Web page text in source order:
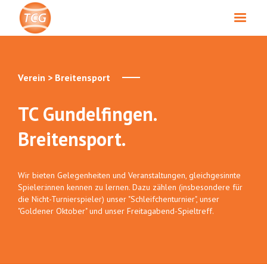
Verein > Breitensport
TC Gundelfingen.
Breitensport.
Wir bieten Gelegenheiten und Veranstaltungen, gleichgesinnte
Spieler:innen kennen zu lernen. Dazu zählen (insbesondere für
die Nicht-Turnierspieler) unser "Schleifchenturnier", unser
"Goldener Oktober" und unser Freitagabend-Spieltreff.